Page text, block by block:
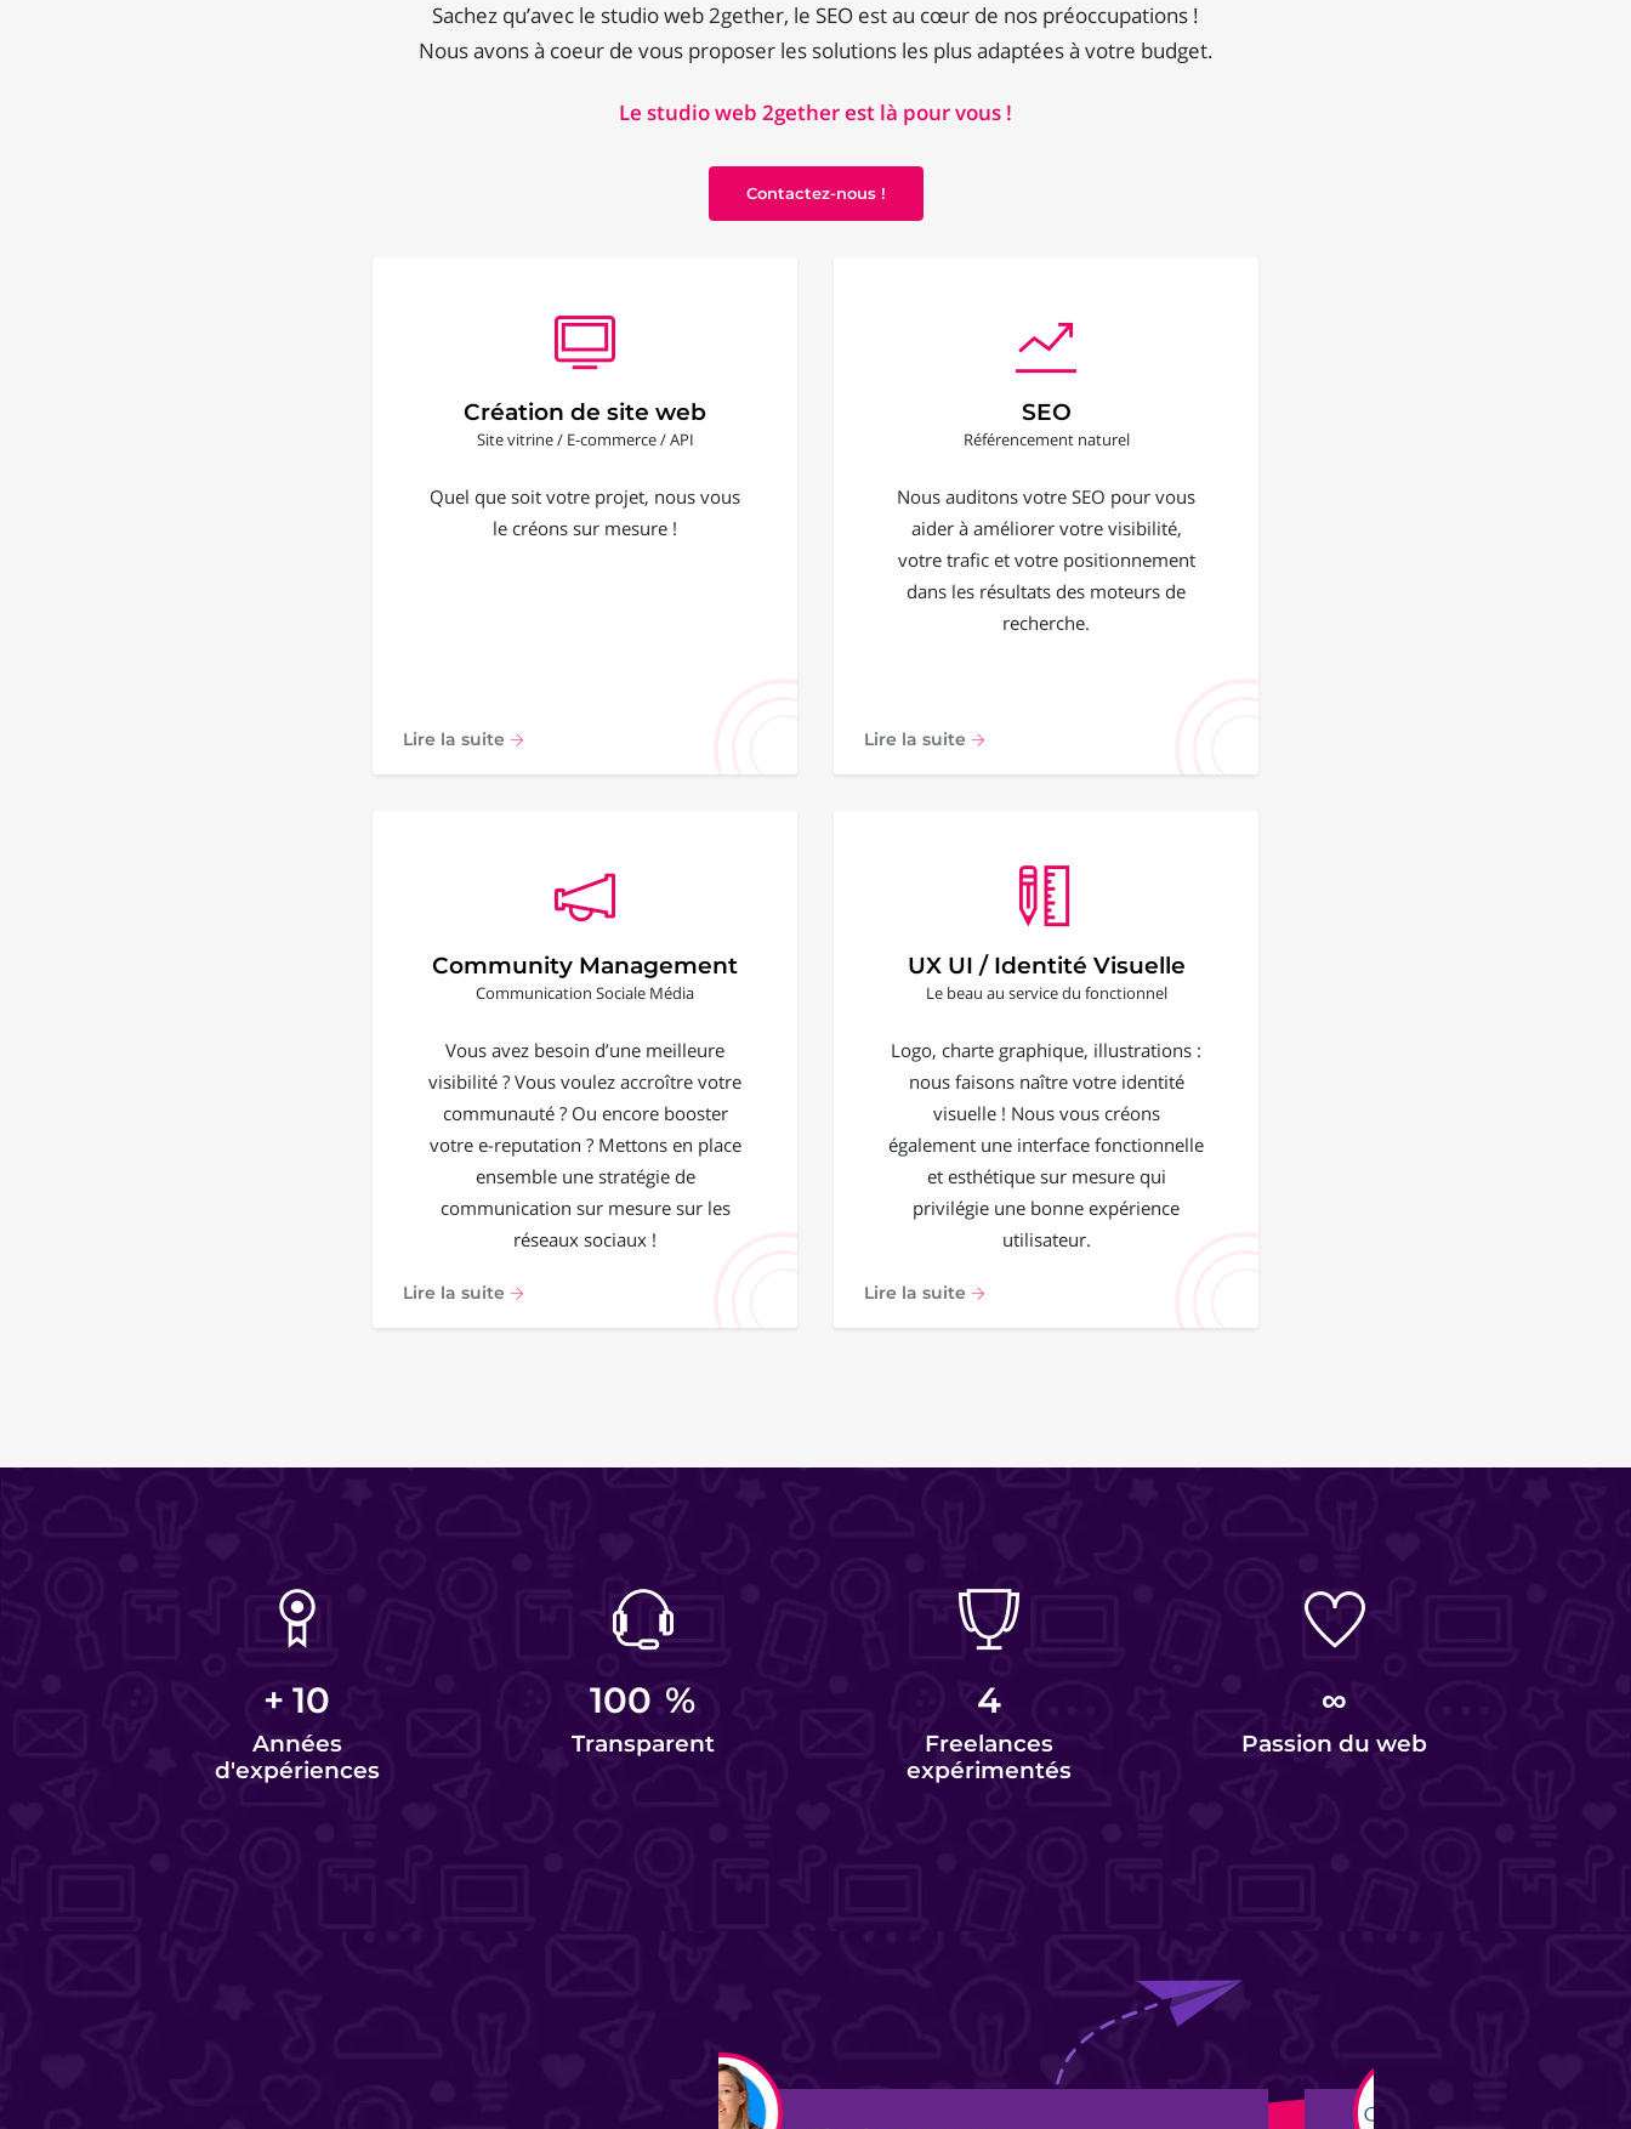
Sachez qu’avec le studio web 2gether, le SEO est au cœur de nos préoccupations !
Nous avons à coeur de vous proposer les solutions les plus adaptées à votre budget.
Le studio web 2gether est là pour vous !
Contactez-nous !
Création de site web
Site vitrine / E-commerce / API
Quel que soit votre projet, nous vous
le créons sur mesure !
Lire la suite
SEO
Référencement naturel
Nous auditons votre SEO pour vous
aider à améliorer votre visibilité,
votre trafic et votre positionnement
dans les résultats des moteurs de
recherche.
Lire la suite
Community Management
Communication Sociale Média
Vous avez besoin d’une meilleure
visibilité ? Vous voulez accroître votre
communauté ? Ou encore booster
votre e-reputation ? Mettons en place
ensemble une stratégie de
communication sur mesure sur les
réseaux sociaux !
Lire la suite
UX UI / Identité Visuelle
Le beau au service du fonctionnel
Logo, charte graphique, illustrations :
nous faisons naître votre identité
visuelle ! Nous vous créons
également une interface fonctionnelle
et esthétique sur mesure qui
privilégie une bonne expérience
utilisateur.
Lire la suite
+ 10
Années
d'expériences
100 %
Transparent
4
Freelances
expérimentés
∞
Passion du web